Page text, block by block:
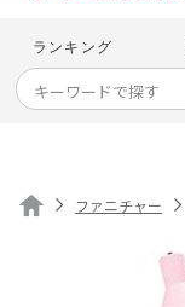
ランキング
ファニチャー